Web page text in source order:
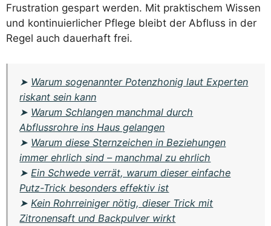
Frustration gespart werden. Mit praktischem Wissen
und kontinuierlicher Pflege bleibt der Abfluss in der
Regel auch dauerhaft frei.
➤ Warum sogenannter Potenzhonig laut Experten
riskant sein kann
➤ Warum Schlangen manchmal durch
Abflussrohre ins Haus gelangen
➤ Warum diese Sternzeichen in Beziehungen
immer ehrlich sind – manchmal zu ehrlich
➤Ein Schwede verrät, warum dieser einfache
Putz-Trick besonders effektiv ist
➤Kein Rohrreiniger nötig, dieser Trick mit
Zitronensaft und Backpulver wirkt